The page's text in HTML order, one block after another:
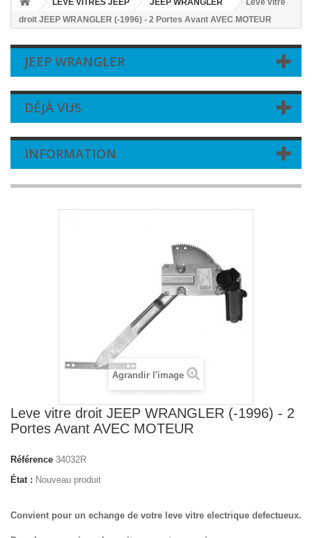
LEVE VITRES JEEP JEEP WRANGLER
Leve vitre
droit JEEP WRANGLER (-1996) - 2 Portes Avant AVEC MOTEUR
JEEP WRANGLER
DÉJÀ VUS
INFORMATION
Agrandir l'image
Leve vitre droit JEEP WRANGLER (-1996) - 2
Portes Avant AVEC MOTEUR
Référence 34032R
État : Nouveau produit
Convient pour un echange de votre leve vitre electrique defectueux.